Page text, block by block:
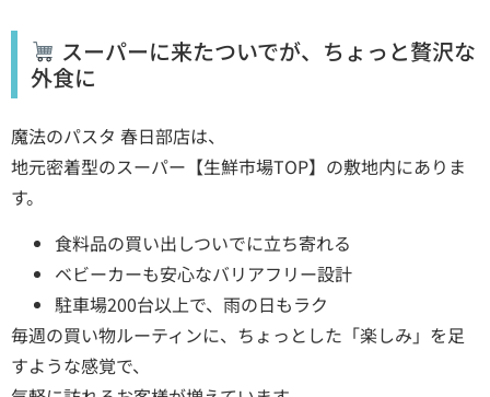
スーパーに来たついでが、ちょっと贅沢な
外食に
魔法のパスタ 春日部店は、
地元密着型のスーパー【生鮮市場TOP】の敷地内にありま
す。
食料品の買い出しついでに立ち寄れる
ベビーカーも安心なバリアフリー設計
駐車場200台以上で、雨の日もラク
毎週の買い物ルーティンに、ちょっとした「楽しみ」を足
すような感覚で、